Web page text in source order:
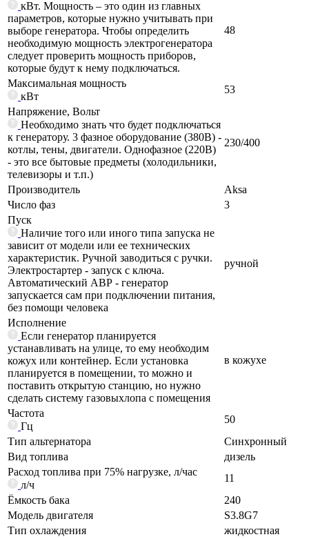
кВт. Мощность – это один из главных
параметров, которые нужно учитывать при
выборе генератора. Чтобы определить
необходимую мощность электрогенератора
следует проверить мощность приборов,
которые будут к нему подключаться.
48
Максимальная мощность
кВт
53
Напряжение, Вольт
Необходимо знать что будет подключаться
к генератору. 3 фазное оборудование (380В) -
котлы, тены, двигатели. Однофазное (220В)
- это все бытовые предметы (холодильники,
телевизоры и т.п.)
230/400
Производитель
Aksa
Число фаз
3
Пуск
Наличие того или иного типа запуска не
зависит от модели или ее технических
характеристик. Ручной заводиться с ручки.
Электростартер - запуск с ключа.
Автоматический АВР - генератор
запускается сам при подключении питания,
без помощи человека
ручной
Исполнение
Если генератор планируется
устанавливать на улице, то ему необходим
кожух или контейнер. Если установка
планируется в помещении, то можно и
поставить открытую станцию, но нужно
сделать систему газовыхлопа с помещения
в кожухе
Частота
Гц
50
Тип альтернатора
Синхронный
Вид топлива
дизель
Расход топлива при 75% нагрузке, л/час
л/ч
11
Ёмкость бака
240
Модель двигателя
S3.8G7
Тип охлаждения
жидкостная